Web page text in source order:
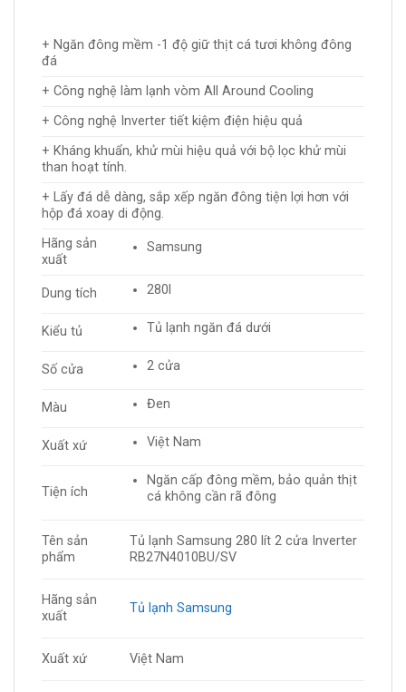
+ Ngăn đông mềm -1 độ giữ thịt cá tươi không đông
đá
+ Công nghệ làm lạnh vòm All Around Cooling
+ Công nghệ Inverter tiết kiệm điện hiệu quả
+ Kháng khuẩn, khử mùi hiệu quả với bộ lọc khử mùi
than hoạt tính.
+ Lấy đá dễ dàng, sắp xếp ngăn đông tiện lợi hơn với
hộp đá xoay di động.
Hãng sản
xuất
Samsung
Dung tích 280l
Kiểu tủ Tủ lạnh ngăn đá dưới
Số cửa 2 cửa
Màu Đen
Xuất xứ Việt Nam
Tiện ích
Ngăn cấp đông mềm, bảo quản thịt
cá không cần rã đông
Tên sản
phẩm
Tủ lạnh Samsung 280 lít 2 cửa Inverter
RB27N4010BU/SV
Hãng sản
xuất
Tủ lạnh Samsung
Xuất xứ Việt Nam